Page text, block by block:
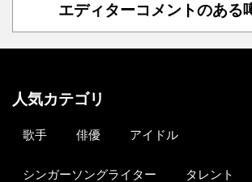
エディターコメントのある
人気カテゴリ
歌手 俳優 アイドル
シンガーソングライター タレント